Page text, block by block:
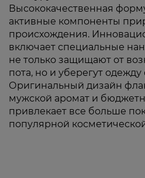
Высококачественная
активные компоненты
происхождения.
включает специальные
не только защищают от
пота, но и уберегут
Оригинальный дизайн
мужской аромат и
привлекает все больше
популярной